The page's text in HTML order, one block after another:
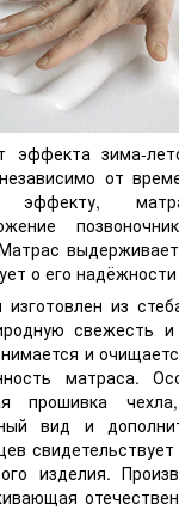
зима-
от
эффекту,
выдерживает
о его
изготовлен из
свежесть
и
матраса.
прошивка
вид и
изделия.